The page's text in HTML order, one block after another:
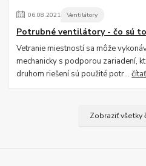
06.08.2021 Ventilátory
Potrubné ventilátory - čo sú
Vetranie miestností sa môže
mechanicky s podporou zariadení,
druhom riešení sú použité potr...
Zobraziť všetky